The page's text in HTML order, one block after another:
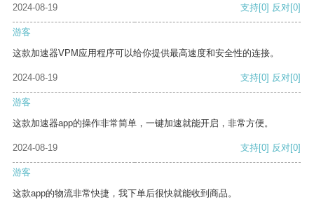
2024-08-19 支持[0] 反对[0]
游客
这款加速器VPM应用程序可以给你提供最高速度和安全性的连接。
2024-08-19 支持[0] 反对[0]
游客
这款加速器app的操作非常简单，一键加速就能开启，非常方便。
2024-08-19 支持[0] 反对[0]
游客
这款app的物流非常快捷，我下单后很快就能收到商品。